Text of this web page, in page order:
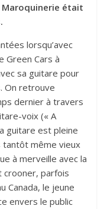
Maroquinerie était
lorsqu’avec
Green Cars à
sa guitare pour
On retrouve
dernier à travers
voix (« A
guitare est pleine
tantôt même vieux
à merveille avec la
crooner, parfois
Canada, le jeune
envers le public